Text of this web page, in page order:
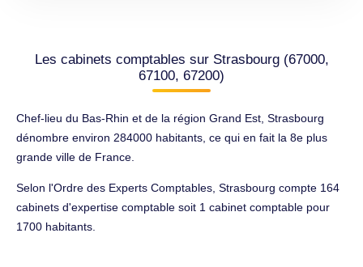
Les cabinets comptables sur Strasbourg (67000,
67100, 67200)
Chef-lieu du Bas-Rhin et de la région Grand Est, Strasbourg
dénombre environ 284000 habitants, ce qui en fait la 8e plus
grande ville de France.
Selon l'Ordre des Experts Comptables, Strasbourg compte 164
cabinets d'expertise comptable soit 1 cabinet comptable pour
1700 habitants.